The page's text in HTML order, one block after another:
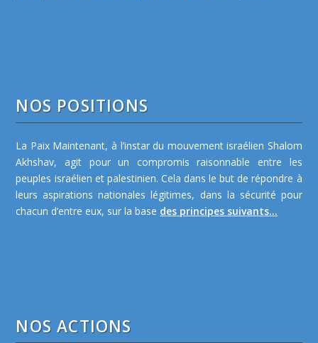
NOS POSITIONS
La Paix Maintenant, à l’instar du mouvement israélien Shalom
Akhshav, agit pour un compromis raisonnable entre les
peuples israélien et palestinien. Cela dans le but de répondre à
leurs aspirations nationales légitimes, dans la sécurité pour
chacun d’entre eux, sur la base des principes suivants...
NOS ACTIONS